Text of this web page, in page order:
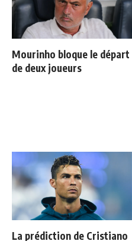
Mourinho bloque le départ
de deux joueurs
La prédiction de Cristiano